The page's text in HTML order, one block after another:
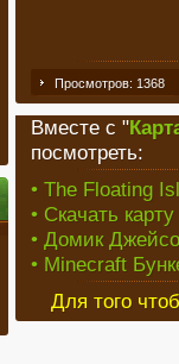
Просмотров: 1368
Вместе с "
посмотреть:
• The Floating
• Скачать
• Домик
• Minecraft
Для того